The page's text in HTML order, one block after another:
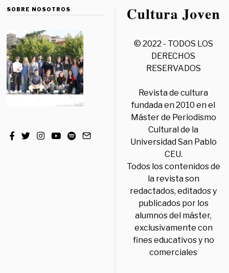
SOBRE NOSOTROS
© 2022 - TODOS LOS
DERECHOS
RESERVADOS
Revista de cultura
fundada en 2010 en el
Máster de Periodismo
Cultural de la
Universidad San Pablo
CEU.
Todos los contenidos de
la revista son
redactados, editados y
publicados por los
alumnos del máster,
exclusivamente con
fines educativos y no
comerciales